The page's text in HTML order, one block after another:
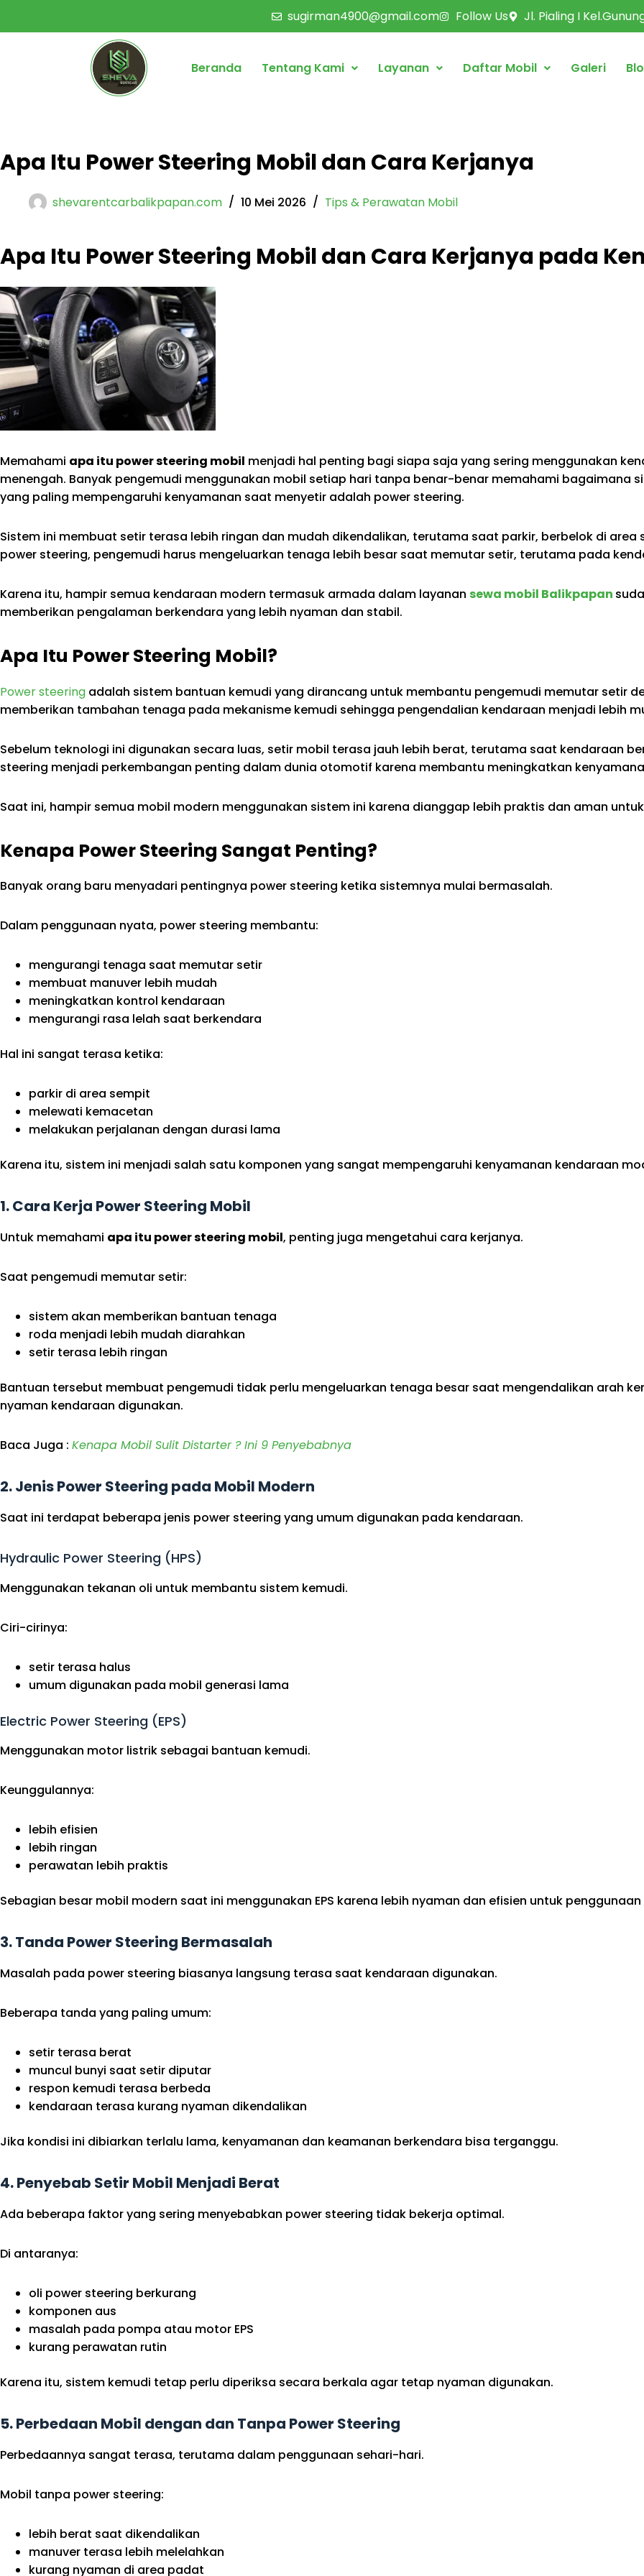
sugirman4900@gmail.com Follow Us Jl. Pialing I
Beranda Tentang Kami Layanan Daftar Mobil Galeri
Apa Itu Power Steering Mobil dan Cara Kerjanya
shevarentcarbalikpapan.com 10 Mei 2026 Tips & Perawatan Mobil
Apa Itu Power Steering Mobil dan Cara Kerjanya pada
Memahami apa itu power steering mobil menjadi hal penting bagi siapa saja yang sering menggunakan
menengah. Banyak pengemudi menggunakan mobil setiap hari tanpa benar-benar memahami bagaimana
yang paling mempengaruhi kenyamanan saat menyetir adalah power steering.
Sistem ini membuat setir terasa lebih ringan dan mudah dikendalikan, terutama saat parkir, berbelok di
power steering, pengemudi harus mengeluarkan tenaga lebih besar saat memutar setir, terutama pada
Karena itu, hampir semua kendaraan modern termasuk armada dalam layanan sewa mobil Balikpapan
memberikan pengalaman berkendara yang lebih nyaman dan stabil.
Apa Itu Power Steering Mobil?
Power steering adalah sistem bantuan kemudi yang dirancang untuk membantu pengemudi memutar setir
memberikan tambahan tenaga pada mekanisme kemudi sehingga pengendalian kendaraan menjadi lebih
Sebelum teknologi ini digunakan secara luas, setir mobil terasa jauh lebih berat, terutama saat kendaraan
steering menjadi perkembangan penting dalam dunia otomotif karena membantu meningkatkan
Saat ini, hampir semua mobil modern menggunakan sistem ini karena dianggap lebih praktis dan aman
Kenapa Power Steering Sangat Penting?
Banyak orang baru menyadari pentingnya power steering ketika sistemnya mulai bermasalah.
Dalam penggunaan nyata, power steering membantu:
mengurangi tenaga saat memutar setir
membuat manuver lebih mudah
meningkatkan kontrol kendaraan
mengurangi rasa lelah saat berkendara
Hal ini sangat terasa ketika:
parkir di area sempit
melewati kemacetan
melakukan perjalanan dengan durasi lama
Karena itu, sistem ini menjadi salah satu komponen yang sangat mempengaruhi kenyamanan kendaraan
1. Cara Kerja Power Steering Mobil
Untuk memahami apa itu power steering mobil, penting juga mengetahui cara kerjanya.
Saat pengemudi memutar setir:
sistem akan memberikan bantuan tenaga
roda menjadi lebih mudah diarahkan
setir terasa lebih ringan
Bantuan tersebut membuat pengemudi tidak perlu mengeluarkan tenaga besar saat mengendalikan arah
nyaman kendaraan digunakan.
Baca Juga : Kenapa Mobil Sulit Distarter ? Ini 9 Penyebabnya
2. Jenis Power Steering pada Mobil Modern
Saat ini terdapat beberapa jenis power steering yang umum digunakan pada kendaraan.
Hydraulic Power Steering (HPS)
Menggunakan tekanan oli untuk membantu sistem kemudi.
Ciri-cirinya:
setir terasa halus
umum digunakan pada mobil generasi lama
Electric Power Steering (EPS)
Menggunakan motor listrik sebagai bantuan kemudi.
Keunggulannya:
lebih efisien
lebih ringan
perawatan lebih praktis
Sebagian besar mobil modern saat ini menggunakan EPS karena lebih nyaman dan efisien untuk
3. Tanda Power Steering Bermasalah
Masalah pada power steering biasanya langsung terasa saat kendaraan digunakan.
Beberapa tanda yang paling umum:
setir terasa berat
muncul bunyi saat setir diputar
respon kemudi terasa berbeda
kendaraan terasa kurang nyaman dikendalikan
Jika kondisi ini dibiarkan terlalu lama, kenyamanan dan keamanan berkendara bisa terganggu.
4. Penyebab Setir Mobil Menjadi Berat
Ada beberapa faktor yang sering menyebabkan power steering tidak bekerja optimal.
Di antaranya:
oli power steering berkurang
komponen aus
masalah pada pompa atau motor EPS
kurang perawatan rutin
Karena itu, sistem kemudi tetap perlu diperiksa secara berkala agar tetap nyaman digunakan.
5. Perbedaan Mobil dengan dan Tanpa Power Steering
Perbedaannya sangat terasa, terutama dalam penggunaan sehari-hari.
Mobil tanpa power steering:
lebih berat saat dikendalikan
manuver terasa lebih melelahkan
kurang nyaman di area padat